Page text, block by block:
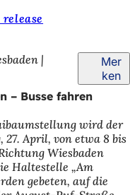
release
Mer
ken
– Busse fahren
wird der
27. April, von etwa 8 bis
Wiesbaden
Haltestelle „Am
gebeten, auf die